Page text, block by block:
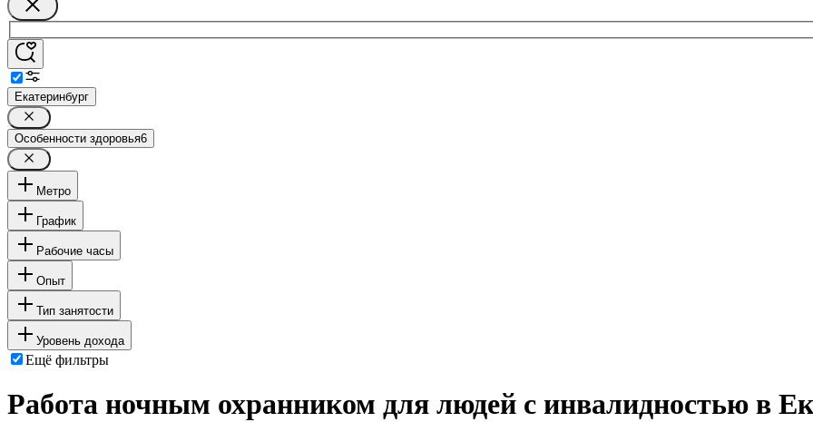
Екатеринбург
Особенности здоровья6
Метро
График
Рабочие часы
Опыт
Тип занятости
Уровень дохода
Ещё фильтры
Работа ночным охранником для людей с инвалидностью в